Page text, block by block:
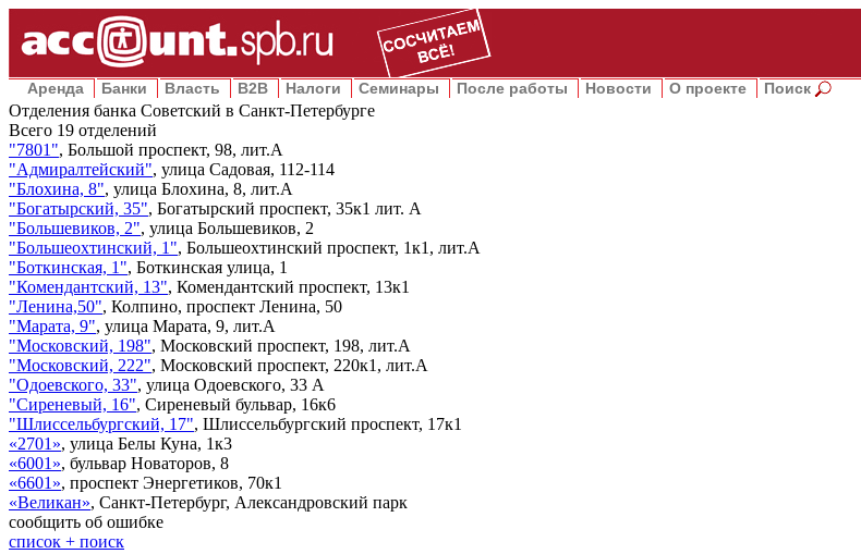
Аренда Банки Власть B2B Налоги Семинары После работы Новости О проекте Поиск
Отделения банка Советский в Санкт-Петербурге
Всего 19 отделений
"7801", Большой проспект, 98, лит.А
"Адмиралтейский", улица Садовая, 112-114
"Блохина, 8", улица Блохина, 8, лит.А
"Богатырский, 35", Богатырский проспект, 35к1 лит. А
"Большевиков, 2", улица Большевиков, 2
"Большеохтинский, 1", Большеохтинский проспект, 1к1, лит.А
"Боткинская, 1", Боткинская улица, 1
"Комендантский, 13", Комендантский проспект, 13к1
"Ленина,50", Колпино, проспект Ленина, 50
"Марата, 9", улица Марата, 9, лит.А
"Московский, 198", Московский проспект, 198, лит.А
"Московский, 222", Московский проспект, 220к1, лит.А
"Одоевского, 33", улица Одоевского, 33 А
"Сиреневый, 16", Сиреневый бульвар, 16к6
"Шлиссельбургский, 17", Шлиссельбургский проспект, 17к1
«2701», улица Белы Куна, 1к3
«6001», бульвар Новаторов, 8
«6601», проспект Энергетиков, 70к1
«Великан», Санкт-Петербург, Александровский парк
сообщить об ошибке
список + поиск